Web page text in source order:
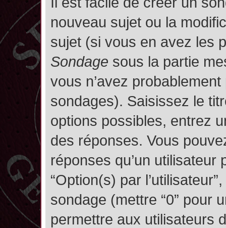
nouveau sujet ou la
sujet (si vous en avez les
Sondage sous la partie
vous n’avez
sondages). Saisissez le
options possibles, entrez
des réponses. Vous
réponses qu’un
“Option(s) par
sondage (mettre “0” pour
permettre aux utilisateurs